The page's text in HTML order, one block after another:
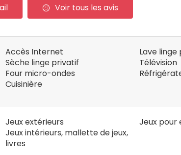
Voir tous les avis
Accès Internet
Sèche linge privatif
Four micro-ondes
Cuisinière
Lave
Télévision
Jeux extérieurs
Jeux intérieurs, mallette de jeux,
livres
Jeux pour